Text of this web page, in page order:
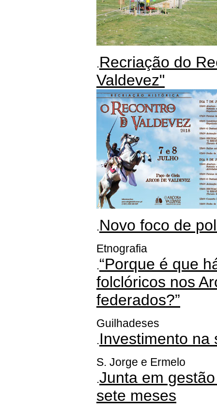
.Recriação do
Valdevez"
.Novo foco de
Etnografia
.“Porque é que
folclóricos nos
federados?”
Guilhadeses
.Investimento na
S. Jorge e Ermelo
.Junta em
sete meses